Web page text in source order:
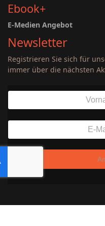
Ebook+
E-Medien Angebot
Newsletter
Registrieren Sie sich für
immer über die nächsten